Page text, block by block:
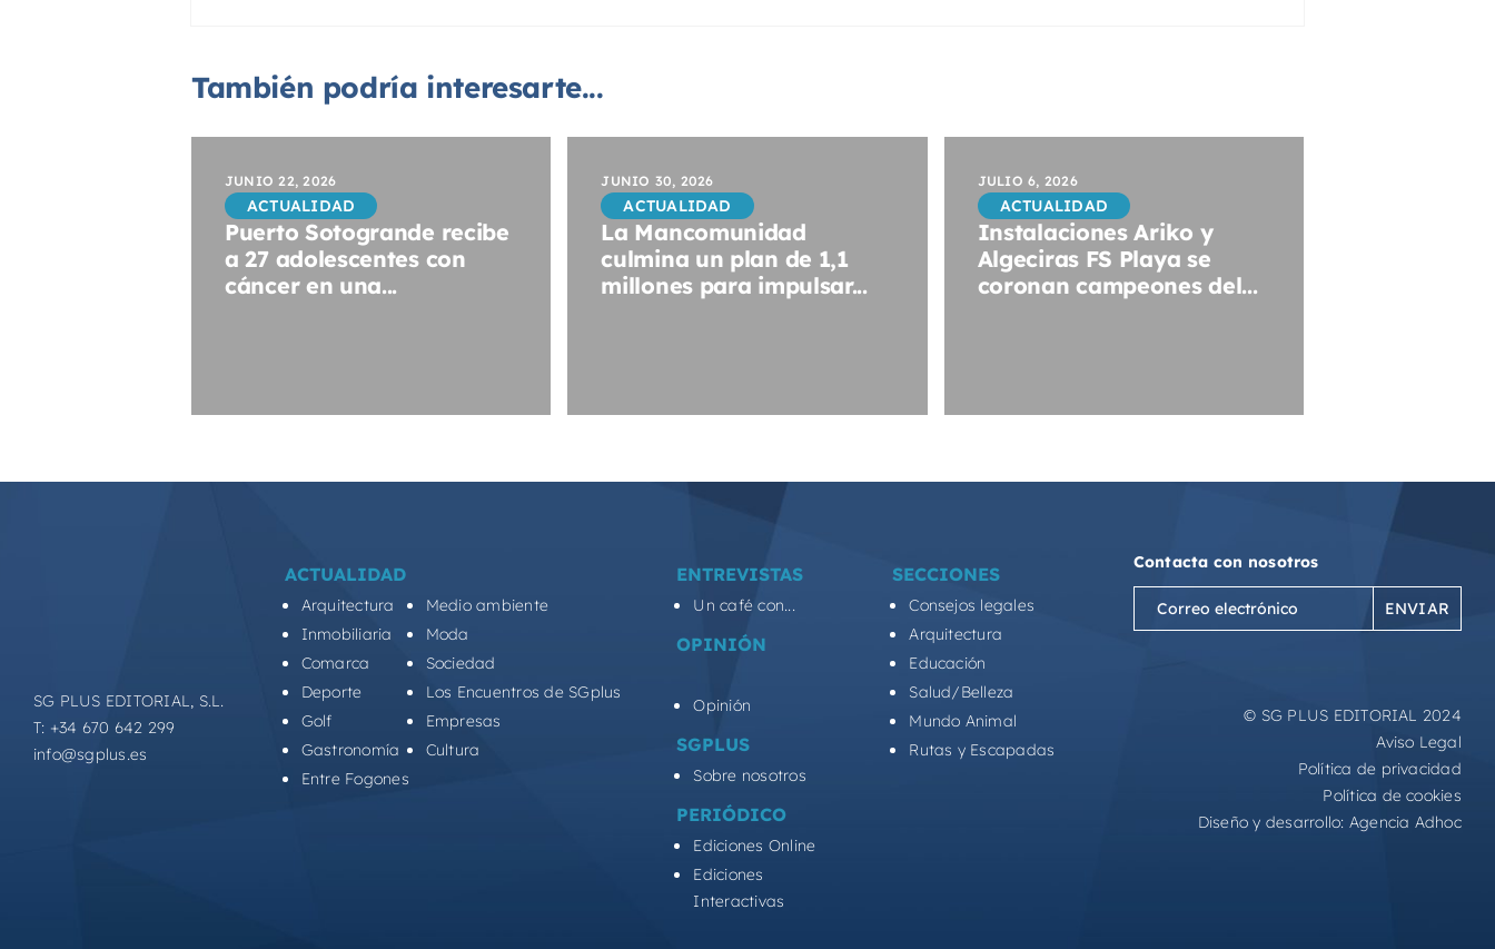
También podría interesarte...
JUNIO 22, 2026
ACTUALIDAD
Puerto Sotogrande recibe
a 27 adolescentes con
cáncer en una...
JUNIO 30, 2026
ACTUALIDAD
La Mancomunidad
culmina un plan de 1,1
millones para impulsar...
JULIO 6, 2026
ACTUALIDAD
Instalaciones Ariko y
Algeciras FS Playa se
coronan campeones del...
SG PLUS EDITORIAL, S.L.
T: +34 670 642 299
info@sgplus.es
ACTUALIDAD
Arquitectura
Inmobiliaria
Comarca
Deporte
Golf
Gastronomía
Entre Fogones
Medio ambiente
Moda
Sociedad
Los Encuentros de SGplus
Empresas
Cultura
ENTREVISTAS
Un café con...
OPINIÓN
Opinión
SGPLUS
Sobre nosotros
PERIÓDICO
Ediciones Online
Ediciones
Interactivas
SECCIONES
Consejos legales
Arquitectura
Educación
Salud/Belleza
Mundo Animal
Rutas y Escapadas
Contacta con nosotros
Correo
electrónico
© SG PLUS EDITORIAL 2024
Aviso Legal
Política de privacidad
Política de cookies
Diseño y desarrollo: Agencia Adhoc